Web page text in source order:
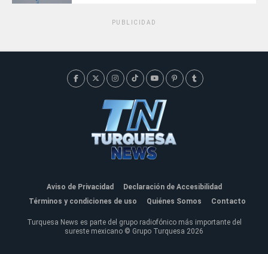
PUBLICIDAD
Aviso de Privacidad
Declaración de Accesibilidad
Términos y condiciones de uso
Quiénes Somos Contacto
Turquesa News es parte del grupo radiofónico más importante del
sureste mexicano © Grupo Turquesa 2026